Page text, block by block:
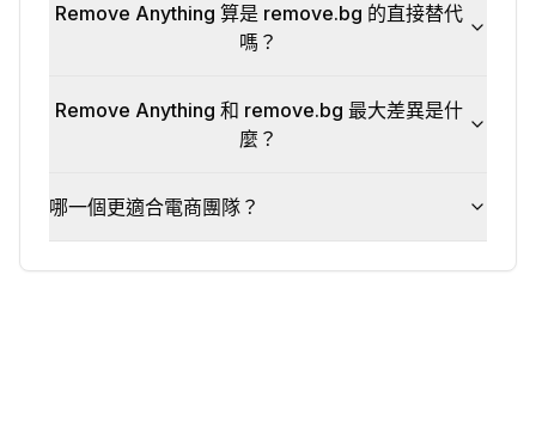
Remove Anything 算是 remove.bg 的直接替代
嗎？
Remove Anything 和 remove.bg 最大差異是什
麼？
哪一個更適合電商團隊？